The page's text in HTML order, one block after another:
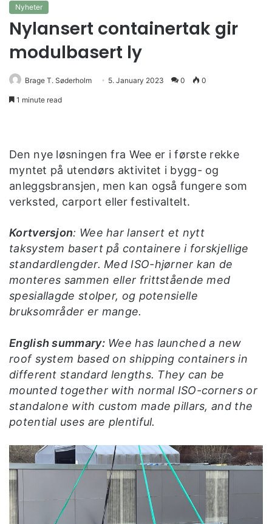
Nyheter
Nylansert containertak gir
modulbasert ly
Brage T. Søderholm 5. January 2023 0 0
1 minute read
Den nye løsningen fra Wee er i første rekke
myntet på utendørs aktivitet i bygg- og
anleggsbransjen, men kan også fungere som
verksted, carport eller festivaltelt.
Kortversjon: Wee har lansert et nytt
taksystem basert på containere i forskjellige
standardlengder. Med ISO-hjørner kan de
monteres sammen eller frittstående med
spesiallagde stolper, og potensielle
bruksområder er mange.
English summary:Wee has launched a new
roof system based on shipping containers in
different standard lengths. They can be
mounted together with normal ISO-corners or
standalone with custom made pillars, and the
potential uses are plentiful.